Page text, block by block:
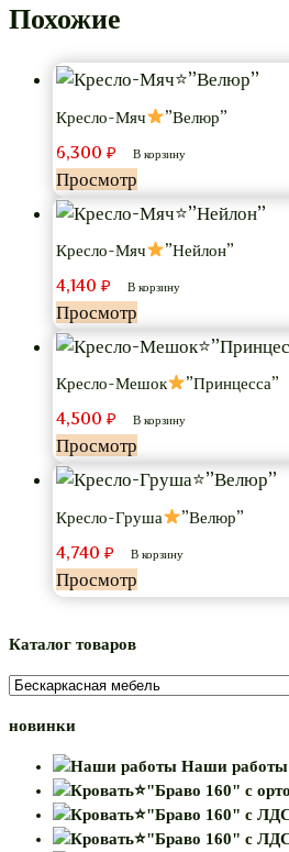
Похожие
Кресло-Мяч
”Велюр”
6,300 ₽ В корзину
Просмотр
Кресло-Мяч
”Нейлон”
4,140 ₽ В корзину
Просмотр
Кресло-Мешок
”Принцесса”
4,500 ₽ В корзину
Просмотр
Кресло-Груша
”Велюр”
4,740 ₽ В корзину
Просмотр
Каталог товаров
новинки
Наши работы